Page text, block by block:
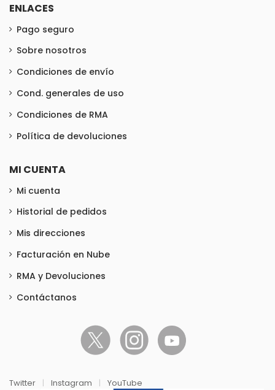
ENLACES
Pago seguro
Sobre nosotros
Condiciones de envío
Cond. generales de uso
Condiciones de RMA
Política de devoluciones
MI CUENTA
Mi cuenta
Historial de pedidos
Mis direcciones
Facturación en Nube
RMA y Devoluciones
Contáctanos
Twitter | Instagram | YouTube